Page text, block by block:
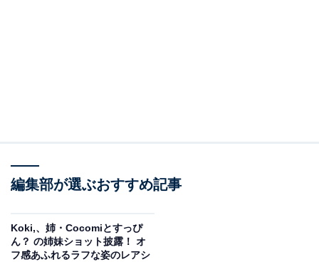
編集部が選ぶおすすめ記事
Koki,、姉・Cocomiとすっぴ
ん？ の姉妹ショット披露！ オ
フ感あふれるラフな姿のレアシ